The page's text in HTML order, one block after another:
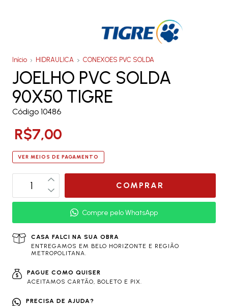
Início HIDRAULICA CONEXOES PVC SOLDA
JOELHO PVC SOLDA
90X50 TIGRE
Código 10486
R$7,00
VER MEIOS DE PAGAMENTO
Compre pelo WhatsApp
CASA FALCI NA SUA OBRA
ENTREGAMOS EM BELO HORIZONTE E REGIÃO
METROPOLITANA.
PAGUE COMO QUISER
ACEITAMOS CARTÃO, BOLETO E PIX.
PRECISA DE AJUDA?